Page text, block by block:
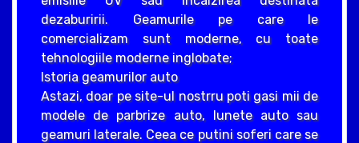
dezaburirii. Geamurile pe care le
comercializam sunt moderne, cu toate
tehnologiile moderne inglobate;
Istoria geamurilor auto
Astazi, doar pe site-ul nostrru poti gasi mii de
modele de parbrize auto, lunete auto sau
geamuri laterale. Ceea ce putini soferi care se